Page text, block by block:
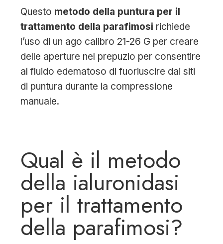
Questo metodo della puntura per il
trattamento della parafimosi richiede
l’uso di un ago calibro 21-26 G per creare
delle aperture nel prepuzio per consentire
al fluido edematoso di fuoriuscire dai siti
di puntura durante la compressione
manuale.
Qual è il metodo
della ialuronidasi
per il trattamento
della parafimosi?